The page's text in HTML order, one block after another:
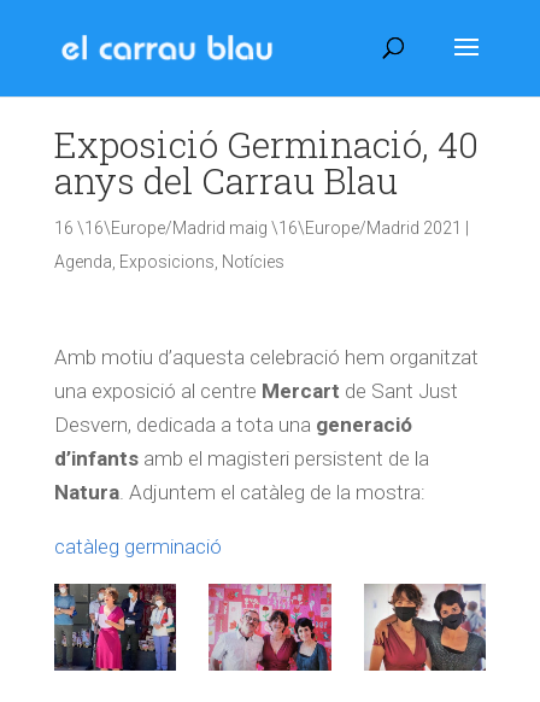
Exposició Germinació, 40
anys del Carrau Blau
16 \16\Europe/Madrid maig \16\Europe/Madrid 2021
Agenda Exposicions Notícies
Amb motiu d’aquesta celebració hem organitzat
una exposició al centre Mercart de Sant Just
Desvern, dedicada a tota una generació
d’infantsamb el magisteri persistent de la
Natura. Adjuntem el catàleg de la mostra:
catàleg germinació